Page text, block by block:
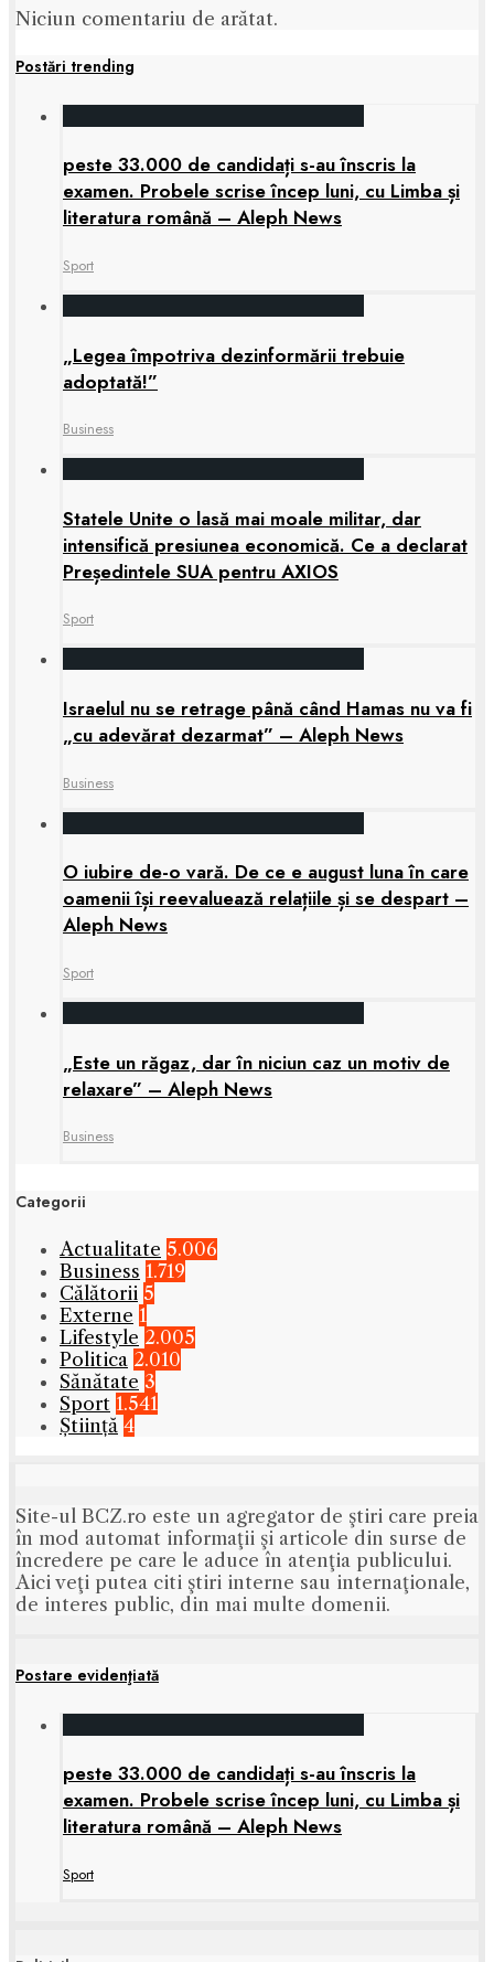
Niciun comentariu de arătat.
Postări trending
peste 33.000 de candidați s-au înscris la
examen. Probele scrise încep luni, cu Limba și
literatura română – Aleph News
Sport
„Legea împotriva dezinformării trebuie
adoptată!”
Business
Statele Unite o lasă mai moale militar, dar
intensifică presiunea economică. Ce a declarat
Președintele SUA pentru AXIOS
Sport
Israelul nu se retrage până când Hamas nu va fi
„cu adevărat dezarmat” – Aleph News
Business
O iubire de-o vară. De ce e august luna în care
oamenii își reevaluează relațiile și se despart –
Aleph News
Sport
„Este un răgaz, dar în niciun caz un motiv de
relaxare” – Aleph News
Business
Categorii
Actualitate 5.006
Business 1.719
Călătorii 5
Externe 1
Lifestyle 2.005
Politica 2.010
Sănătate 3
Sport 1.541
Știință 4
Site-ul BCZ.ro este un agregator de ştiri care preia
în mod automat informaţii şi articole din surse de
încredere pe care le aduce în atenţia publicului.
Aici veţi putea citi ştiri interne sau internaţionale,
de interes public, din mai multe domenii.
Postare evidenţiată
peste 33.000 de candidați s-au înscris la
examen. Probele scrise încep luni, cu Limba și
literatura română – Aleph News
Sport